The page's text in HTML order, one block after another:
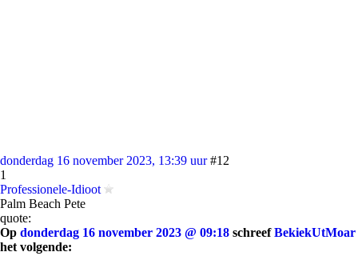
donderdag 16 november 2023, 13:39 uur #12
1
Professionele-Idioot
Palm Beach Pete
quote:
Op donderdag 16 november 2023 @ 09:18 schreefBekiekUtMoar
het volgende: